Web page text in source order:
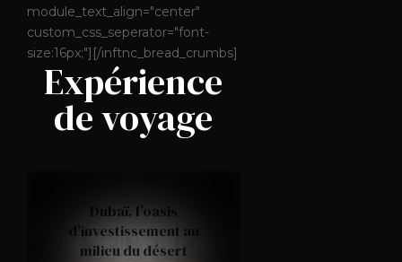
module_text_align="center"
custom_css_seperator="font-
size:16px;"][/inftnc_bread_crumbs]
Expérience
de voyage
Dubaï, l’oasis
d’investissement au
milieu du désert